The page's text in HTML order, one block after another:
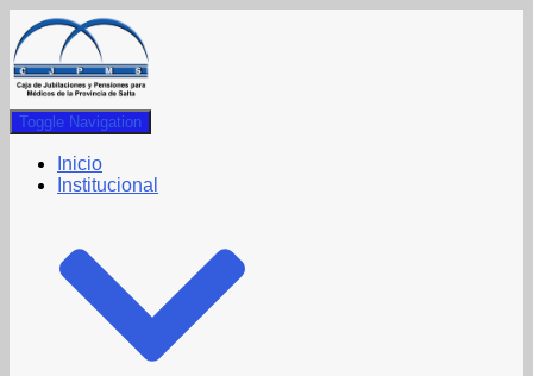
Toggle Navigation
Inicio
Institucional